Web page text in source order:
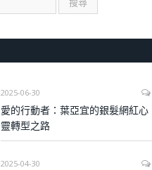
2025-06-30
愛的行動者：葉亞宜的銀髮網紅心
靈轉型之路
2025-04-30